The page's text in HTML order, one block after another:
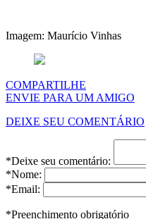
Imagem: Maurício Vinhas
COMPARTILHE
ENVIE PARA UM AMIGO
DEIXE SEU COMENTÁRIO
*Deixe seu comentário:
*Nome:
*Email:
*Preenchimento obrigatório